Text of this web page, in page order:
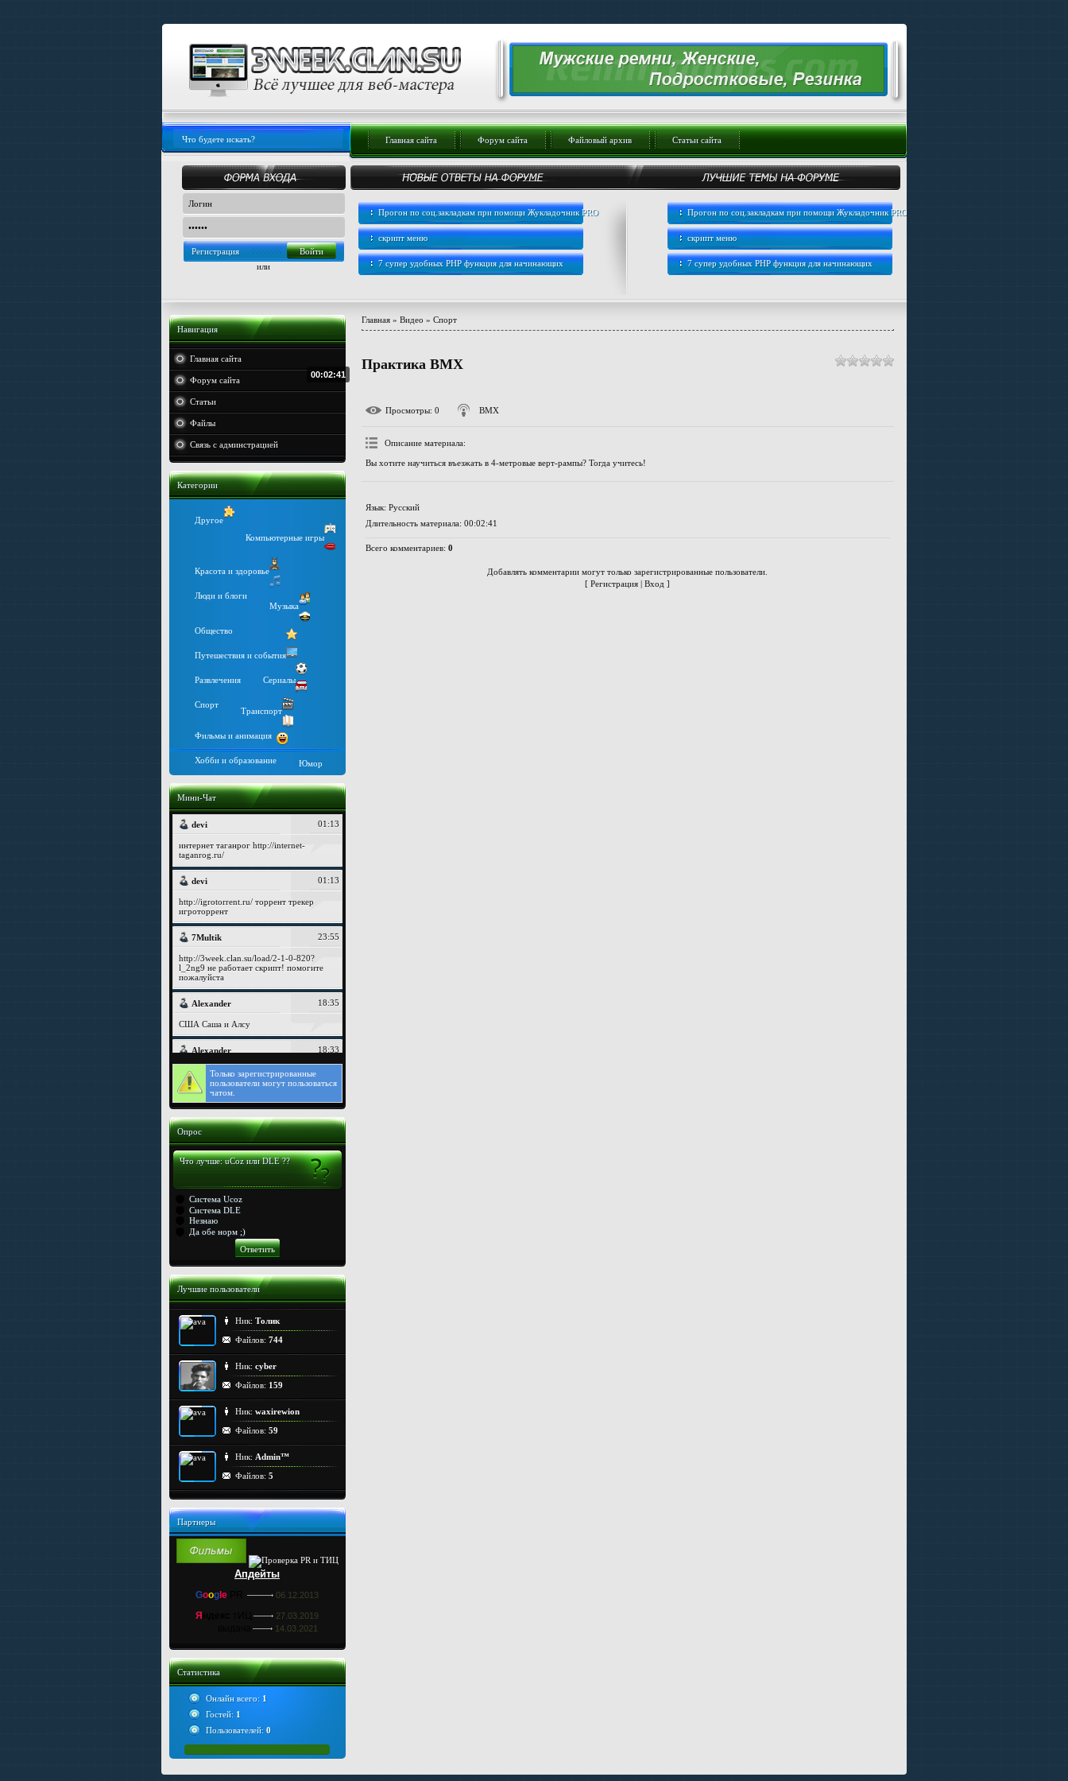
Главная сайта Форум сайта Файловый архив Статьи сайта
Регистрация
или
Прогон по соц.закладкам при помощи Жукладочник PRO
скрипт меню
7 супер удобных PHP функция для начинающих
Прогон по соц.закладкам при помощи Жукладочник PRO
скрипт меню
7 супер удобных PHP функция для начинающих
Навигация
Главная сайта
Форум сайта
Статьи
Файлы
Связь с админстрацией
Категории
Другое
Компьютерные игры
Красота и здоровье
Люди и блоги
Музыка
Общество
Путешествия и события
Развлечения Сериалы
Спорт
Транспорт
Фильмы и анимация
Хобби и образование Юмор
Мини-Чат
Только зарегистрированные
пользователи могут пользоваться
чатом.
Опрос
Что лучше: uCoz или DLE ??
Система Ucoz
Система DLE
Незнаю
Да обе норм ;)
Лучшие пользователи
Ник: Толик
Файлов: 744
Ник: cyber
Файлов: 159
Ник: waxirewion
Файлов: 59
Ник: Admin™
Файлов: 5
Партнеры
Апдейты
Google 06.12.2013
Я 27.03.2019
14.03.2021
Статистика
Онлайн всего: 1
Гостей: 1
Пользователей: 0
Главная» Видео » Спорт
Практика BMX
00:02:41
Просмотры: 0 BMX
Описание материала:
Вы хотите научиться въезжать в 4-метровые верт-рампы? Тогда учитесь!
Язык: Русский
Длительность материала: 00:02:41
Всего комментариев: 0
Добавлять комментарии могут только зарегистрированные пользователи.
[ Регистрация | Вход ]